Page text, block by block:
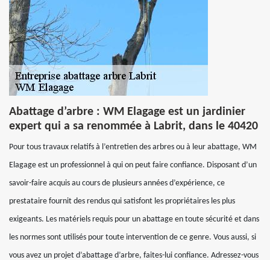
Abattage d’arbre : WM Elagage est un jardinier
expert qui a sa renommée à Labrit, dans le 40420
Pour tous travaux relatifs à l’entretien des arbres ou à leur abattage, WM
Elagage est un professionnel à qui on peut faire confiance. Disposant d’un
savoir-faire acquis au cours de plusieurs années d’expérience, ce
prestataire fournit des rendus qui satisfont les propriétaires les plus
exigeants. Les matériels requis pour un abattage en toute sécurité et dans
les normes sont utilisés pour toute intervention de ce genre. Vous aussi, si
vous avez un projet d’abattage d’arbre, faites-lui confiance. Adressez-vous